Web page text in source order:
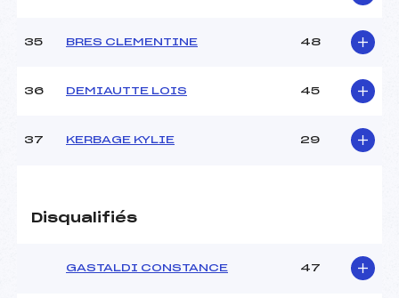
35 BRES CLEMENTINE 48
36 DEMIAUTTE LOIS 45
37 KERBAGE KYLIE 29
Disqualifiés
GASTALDI CONSTANCE 47